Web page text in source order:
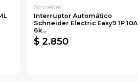
Schneider
Interruptor Automático
Schneider Electric Easy9 1P 10A
6k...
$ 2.850